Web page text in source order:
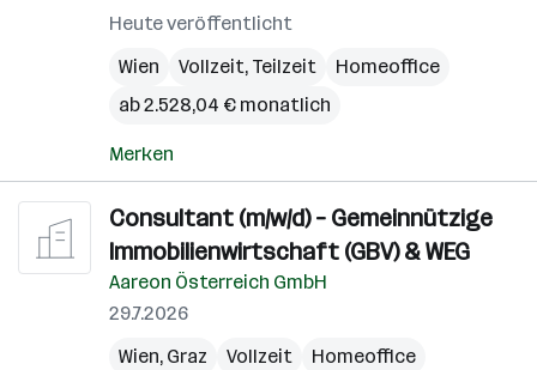
Heute veröffentlicht
Wien
Vollzeit, Teilzeit
Homeoffice
ab 2.528,04 € monatlich
Merken
Consultant (m/w/d) – Gemeinnützige
Immobilienwirtschaft (GBV) & WEG
Aareon Österreich GmbH
29.7.2026
Wien, Graz Vollzeit
Homeoffice